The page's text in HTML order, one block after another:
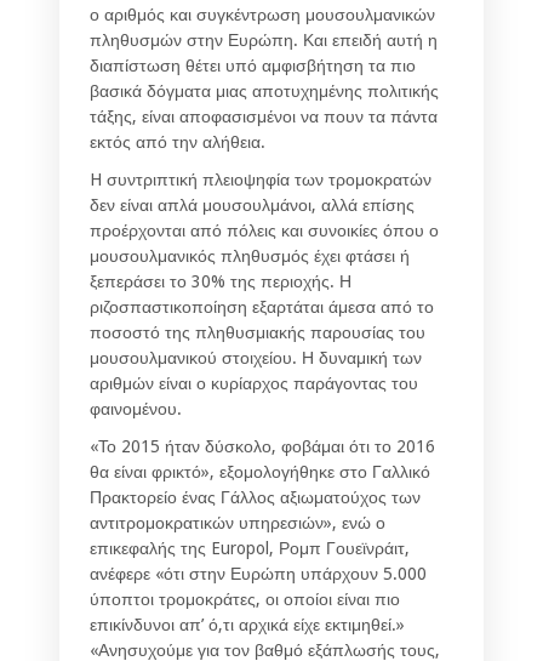
ο αριθμός και συγκέντρωση μουσουλμανικών
πληθυσμών στην Ευρώπη. Και επειδή αυτή η
διαπίστωση θέτει υπό αμφισβήτηση τα πιο
βασικά δόγματα μιας αποτυχημένης πολιτικής
τάξης, είναι αποφασισμένοι να πουν τα πάντα
εκτός από την αλήθεια.
H συντριπτική πλειοψηφία των τρομοκρατών
δεν είναι απλά μουσουλμάνοι, αλλά επίσης
προέρχονται από πόλεις και συνοικίες όπου ο
μουσουλμανικός πληθυσμός έχει φτάσει ή
ξεπεράσει το 30% της περιοχής. Η
ριζοσπαστικοποίηση εξαρτάται άμεσα από το
ποσοστό της πληθυσμιακής παρουσίας του
μουσουλμανικού στοιχείου. Η δυναμική των
αριθμών είναι ο κυρίαρχος παράγοντας του
φαινομένου.
«Το 2015 ήταν δύσκολο, φοβάμαι ότι το 2016
θα είναι φρικτό», εξομολογήθηκε στο Γαλλικό
Πρακτορείο ένας Γάλλος αξιωματούχος των
αντιτρομοκρατικών υπηρεσιών», ενώ ο
επικεφαλής της Europol, Ρομπ Γουεϊνράιτ,
ανέφερε «ότι στην Ευρώπη υπάρχουν 5.000
ύποπτοι τρομοκράτες, οι οποίοι είναι πιο
επικίνδυνοι απ’ ό,τι αρχικά είχε εκτιμηθεί.»
«Ανησυχούμε για τον βαθμό εξάπλωσής τους,